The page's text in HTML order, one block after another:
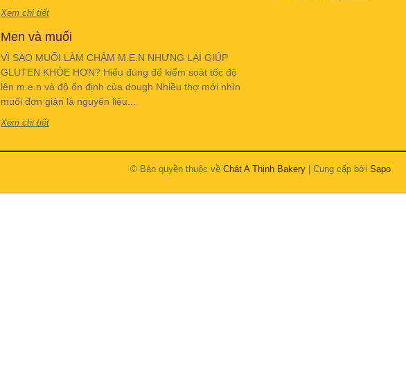
Xem chi tiết
Men và muối
VÌ SAO MUỐI LÀM CHẬM M.E.N NHƯNG LẠI GIÚP
GLUTEN KHỎE HƠN? Hiểu đúng để kiểm soát tốc độ
lên m.e.n và độ ổn định của dough Nhiều thợ mới nhìn
muối đơn giản là nguyên liệu...
Xem chi tiết
© Bản quyền thuộc về Chát A Thịnh Bakery | Cung cấp bởi Sapo